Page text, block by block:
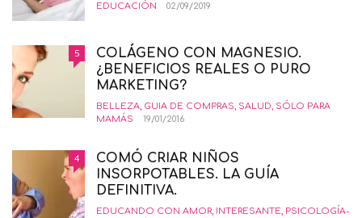
EDUCACIÓN
02/09/2019
5
COLÁGENO CON MAGNESIO.
¿BENEFICIOS REALES O PURO
MARKETING?
BELLEZA, GUIA DE COMPRAS, SALUD, SÓLO PARA
MAMÁS
19/01/2016
4
COMÓ CRIAR NIÑOS
INSORPOTABLES. LA GUÍA
DEFINITIVA.
EDUCANDO CON AMOR, INTERESANTE, PSICOLOGÍA-